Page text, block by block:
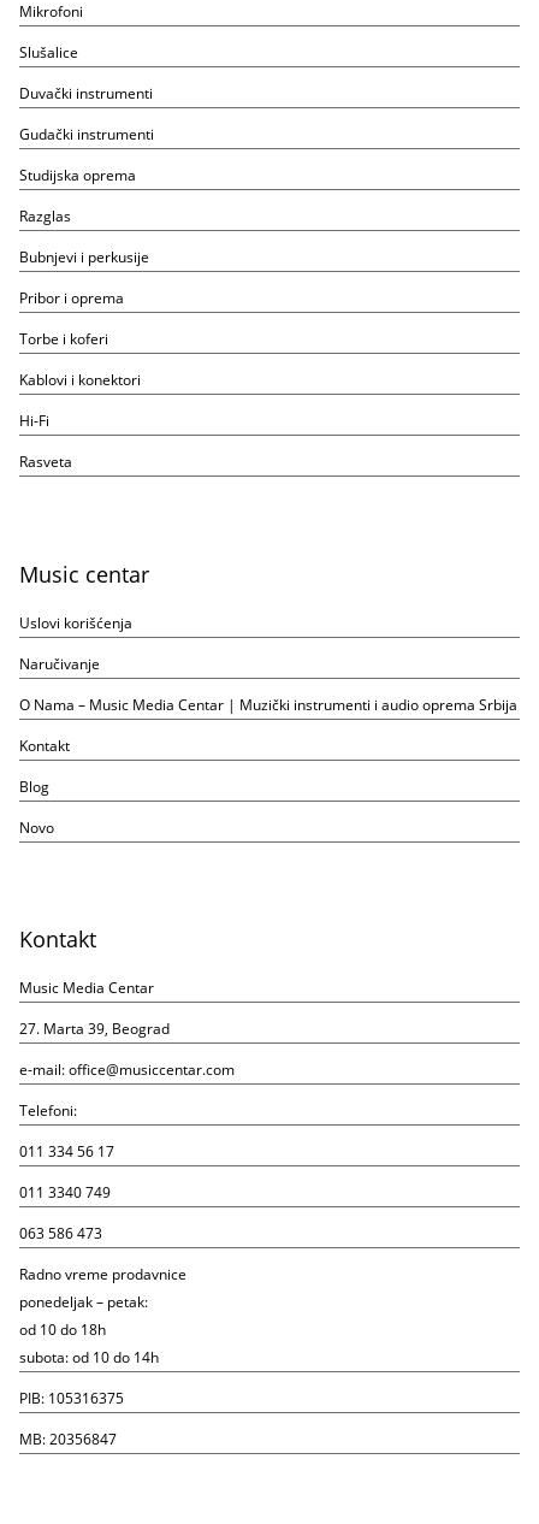
Mikrofoni
Slušalice
Duvački instrumenti
Gudački instrumenti
Studijska oprema
Razglas
Bubnjevi i perkusije
Pribor i oprema
Torbe i koferi
Kablovi i konektori
Hi-Fi
Rasveta
Music centar
Uslovi korišćenja
Naručivanje
O Nama – Music Media Centar | Muzički instrumenti i audio oprema Srbija
Kontakt
Blog
Novo
Kontakt
Music Media Centar
27. Marta 39, Beograd
e-mail:office@musiccentar.com
Telefoni:
011 334 56 17
011 3340 749
063 586 473
Radno vreme prodavnice
ponedeljak – petak:
od 10 do 18h
subota: od 10 do 14h
PIB: 105316375
MB: 20356847